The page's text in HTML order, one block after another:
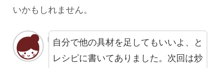
いかもしれません。
自分で他の具材を足してもいいよ、と
レシピに書いてありました。次回は炒